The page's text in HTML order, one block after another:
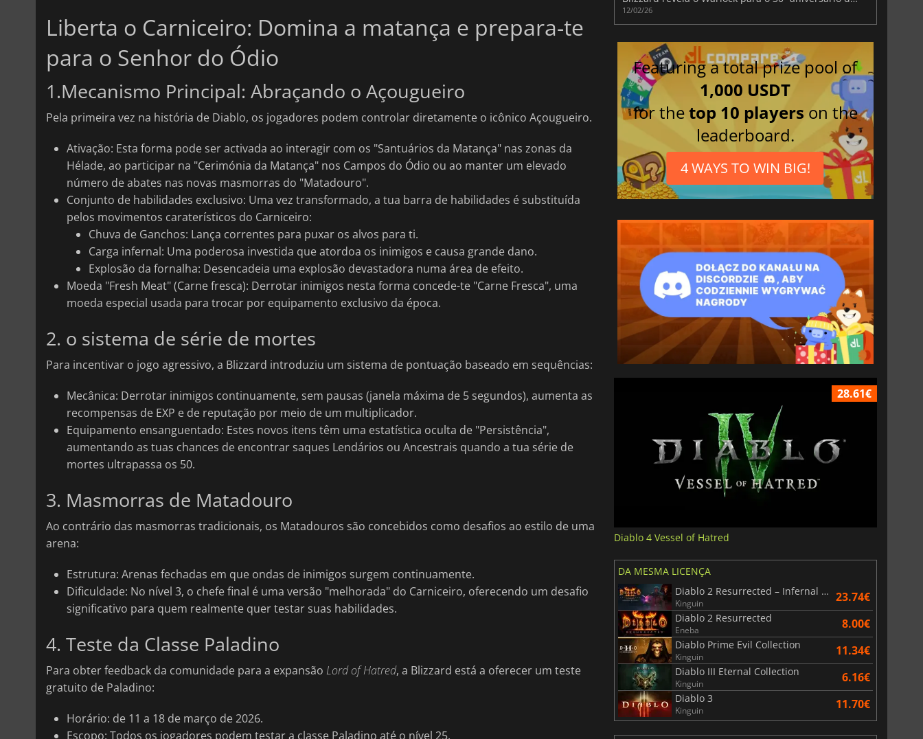
Liberta o Carniceiro: Domina a matança e prepara-te
para o Senhor do Ódio
1.Mecanismo Principal: Abraçando o Açougueiro
Pela primeira vez na história de Diablo, os jogadores podem controlar diretamente o icônico Açougueiro.
Ativação: Esta forma pode ser activada ao interagir com os "Santuários da Matança" nas zonas da
Hélade, ao participar na "Cerimónia da Matança" nos Campos do Ódio ou ao manter um elevado
número de abates nas novas masmorras do "Matadouro".
Conjunto de habilidades exclusivo: Uma vez transformado, a tua barra de habilidades é substituída
pelos movimentos caraterísticos do Carniceiro:
Chuva de Ganchos: Lança correntes para puxar os alvos para ti.
Carga infernal: Uma poderosa investida que atordoa os inimigos e causa grande dano.
Explosão da fornalha: Desencadeia uma explosão devastadora numa área de efeito.
Moeda "Fresh Meat" (Carne fresca): Derrotar inimigos nesta forma concede-te "Carne Fresca", uma
moeda especial usada para trocar por equipamento exclusivo da época.
2. o sistema de série de mortes
Para incentivar o jogo agressivo, a Blizzard introduziu um sistema de pontuação baseado em sequências:
Mecânica: Derrotar inimigos continuamente, sem pausas (janela máxima de 5 segundos), aumenta as
recompensas de EXP e de reputação por meio de um multiplicador.
Equipamento ensanguentado: Estes novos itens têm uma estatística oculta de "Persistência",
aumentando as tuas chances de encontrar saques Lendários ou Ancestrais quando a tua série de
mortes ultrapassa os 50.
3. Masmorras de Matadouro
Ao contrário das masmorras tradicionais, os Matadouros são concebidos como desafios ao estilo de uma
arena:
Estrutura: Arenas fechadas em que ondas de inimigos surgem continuamente.
Dificuldade: No nível 3, o chefe final é uma versão "melhorada" do Carniceiro, oferecendo um desafio
significativo para quem realmente quer testar suas habilidades.
4. Teste da Classe Paladino
Para obter feedback da comunidade para a expansão Lord of Hatred, a Blizzard está a oferecer um teste
gratuito de Paladino:
Horário: de 11 a 18 de março de 2026.
Escopo: Todos os jogadores podem testar a classe Paladino até o nível 25.
12/02/26
Featuring a total prize pool of
1,000 USDT
for thetop 10 players on the
leaderboard.
4 WAYS TO WIN BIG!
28.61€
Diablo 4 Vessel of Hatred
DA MESMA LICENÇA
Diablo 2 Resurrected – Infernal Edition
Kinguin 23.74€
Diablo 2 Resurrected
Eneba 8.00€
Diablo Prime Evil Collection
Kinguin 11.34€
Diablo III Eternal Collection
Kinguin 6.16€
Diablo 3
Kinguin 11.70€